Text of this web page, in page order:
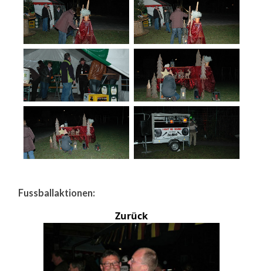
Fussballaktionen:
Zurück